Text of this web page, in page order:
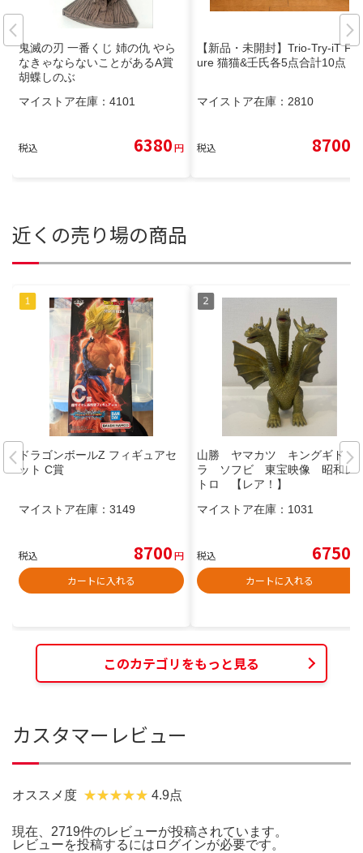
鬼滅の刃 一番くじ 姉の仇 やら
なきゃならないことがあるA賞
胡蝶しのぶ
マイストア在庫： 4101
税込 6380円
【新品・未開封】Trio-Try-iT Fig
ure 猫猫&壬氏各5点合計10点
マイストア在庫： 2810
税込 8700
近くの売り場の商品
ドラゴンボールZ フィギュアセ
ット C賞
マイストア在庫： 3149
税込 8700円
カートに入れる
山勝 ヤマカツ キングギド
ラ ソフビ 東宝映像 昭和レ
トロ 【レア！】
マイストア在庫： 1031
税込 6750
カートに入れる
このカテゴリをもっと見る
カスタマーレビュー
オススメ度 4.9点
現在、2719件のレビューが投稿されています。
レビューを投稿するには ログインが必要です。